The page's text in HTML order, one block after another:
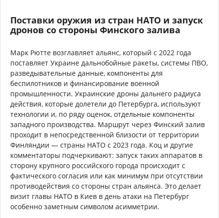
Поставки оружия из стран НАТО и запуск
дронов со стороны Финского залива
Марк Рютте возглавляет альянс, который с 2022 года
поставляет Украине дальнобойные ракеты, системы ПВО,
разведывательные данные, компоненты для
беспилотников и финансирование военной
промышленности. Украинские дроны дальнего радиуса
действия, которые долетели до Петербурга, используют
технологии и, по ряду оценок, отдельные компоненты
западного производства. Маршрут через Финский залив
проходит в непосредственной близости от территории
Финляндии — страны НАТО с 2023 года. Коц и другие
комментаторы подчеркивают: запуск таких аппаратов в
сторону крупного российского города происходит с
фактического согласия или как минимум при отсутствии
противодействия со стороны стран альянса. Это делает
визит главы НАТО в Киев в день атаки на Петербург
особенно заметным символом асимметрии.